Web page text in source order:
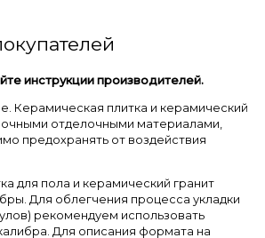
инструкции производителей.
Керамическая плитка и керамический
отделочными материалами,
предохранять от воздействия
для пола и керамический гранит
Для облегчения процесса укладки
рекомендуем использовать
Для описания формата на